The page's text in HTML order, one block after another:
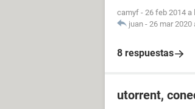
camyf - 26 feb 2014 a
juan - 26 mar 2020
8 respuestas
utorrent,